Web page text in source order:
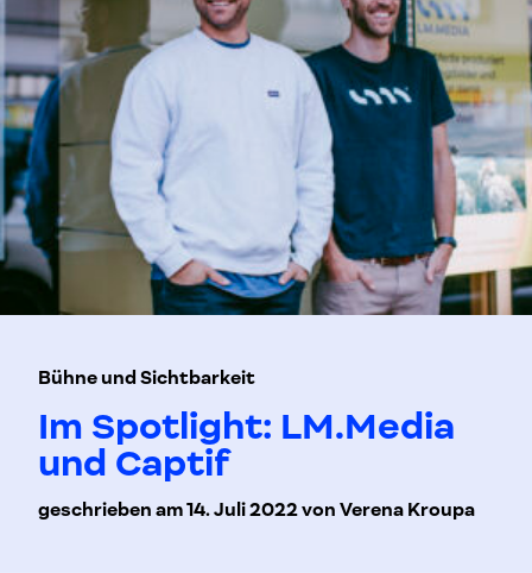
Bühne und Sichtbarkeit
Im Spotlight: LM.Media
und Captif
geschrieben am 14. Juli 2022 von Verena Kroupa